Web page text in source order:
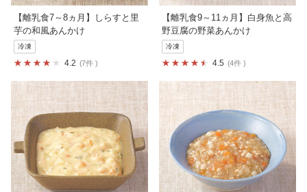
【離乳食7～8ヵ月】しらすと里
芋の和風あんかけ
冷凍
4.2 7件
【離乳食9～11ヵ月】白身魚と高
野豆腐の野菜あんかけ
冷凍
4.5 4件